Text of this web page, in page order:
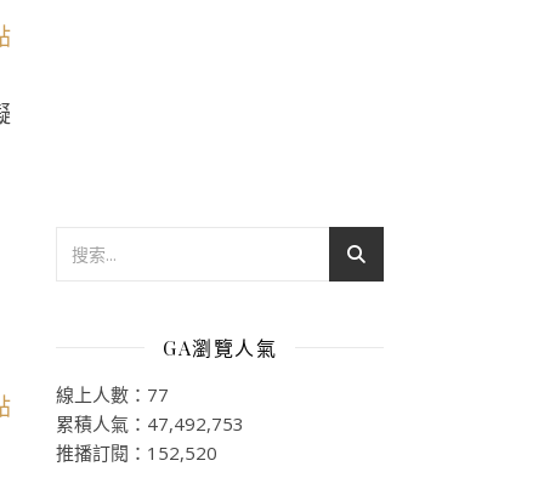
GA瀏覽人氣
線上人數：77
累積人氣：47,492,753
推播訂閱：152,520